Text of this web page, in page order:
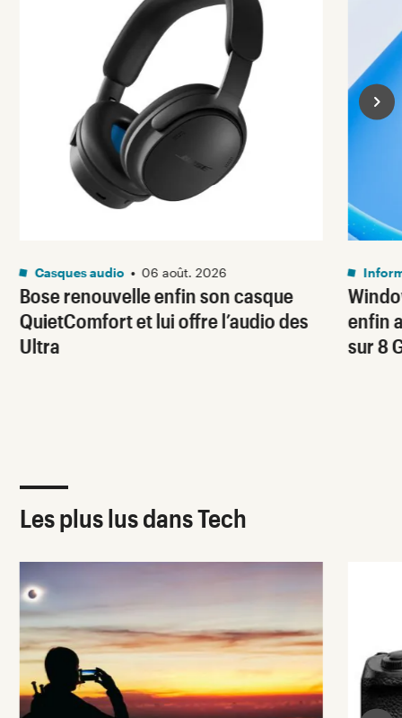
Bose renouvelle enfin son casque
QuietComfort et lui offre l’audio des
Ultra
Casques audio • 06 août. 2026
enfin
sur 8
Les plus lus dans Tech